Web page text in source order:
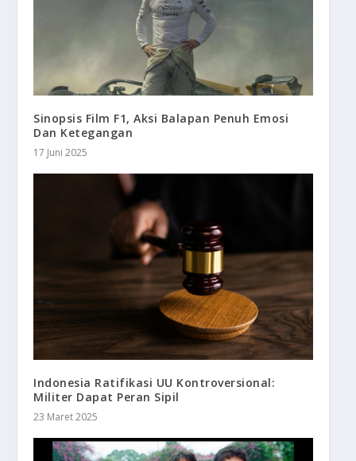
Sinopsis Film F1, Aksi Balapan Penuh Emosi
Dan Ketegangan
17 Juni 2025
Indonesia Ratifikasi UU Kontroversional:
Militer Dapat Peran Sipil
23 Maret 2025